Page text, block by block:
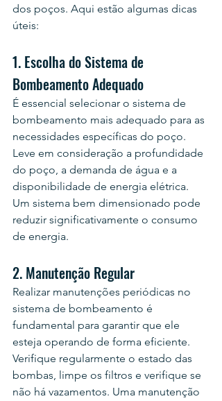
dos poços. Aqui estão algumas dicas
úteis:
1. Escolha do Sistema de
Bombeamento Adequado
É essencial selecionar o sistema de
bombeamento mais adequado para as
necessidades específicas do poço.
Leve em consideração a profundidade
do poço, a demanda de água e a
disponibilidade de energia elétrica.
Um sistema bem dimensionado pode
reduzir significativamente o consumo
de energia.
2. Manutenção Regular
Realizar manutenções periódicas no
sistema de bombeamento é
fundamental para garantir que ele
esteja operando de forma eficiente.
Verifique regularmente o estado das
bombas, limpe os filtros e verifique se
não há vazamentos. Uma manutenção